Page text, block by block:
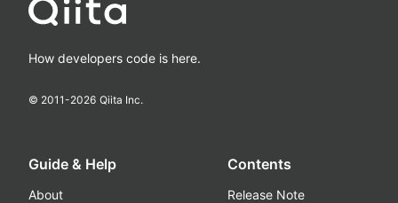
How developers code is here.
© 2011-2026 Qiita Inc.
Guide & Help
About
Contents
Release Note